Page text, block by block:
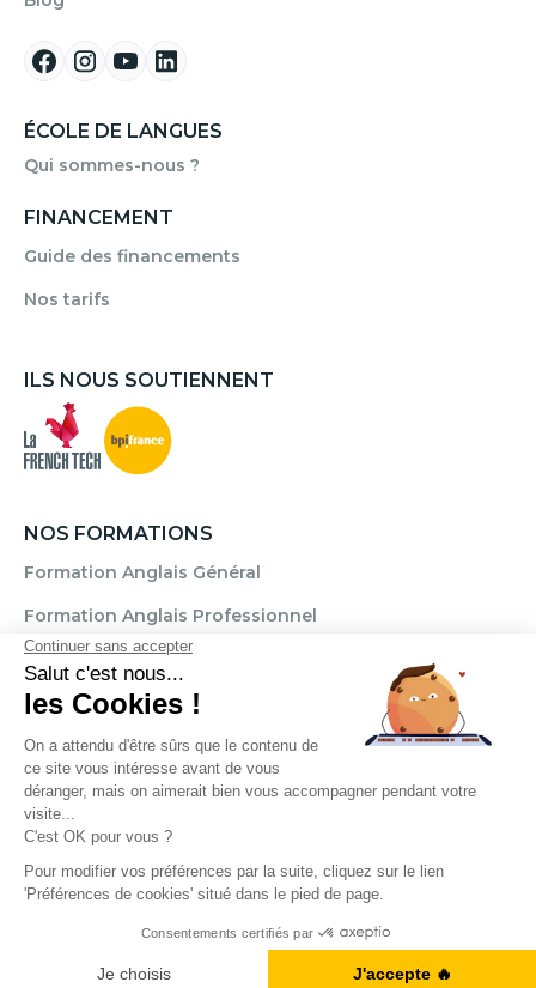
ÉCOLE DE LANGUES
Qui sommes-nous ?
FINANCEMENT
Guide des financements
Nos tarifs
ILS NOUS SOUTIENNENT
NOS FORMATIONS
Formation Anglais Général
Formation Anglais Professionnel
Formation Allemand
Formation Espagnol
Formation Italien
Formation FLE
Règlement Mentions légales CGU / CGV
Transparence Témoignages
Droits d'auteur © 2025. Cercle des langues. Tous droits réservés.